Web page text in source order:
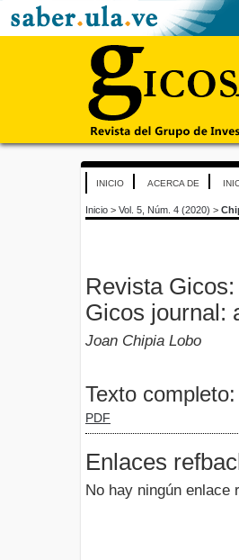
INICIO ACERCA DE
Inicio > Vol. 5, Núm. 4 (2020) >
Revista
Gicos journal:
Joan Chipia Lobo
Texto completo:
PDF
Enlaces
No hay ningún enlace